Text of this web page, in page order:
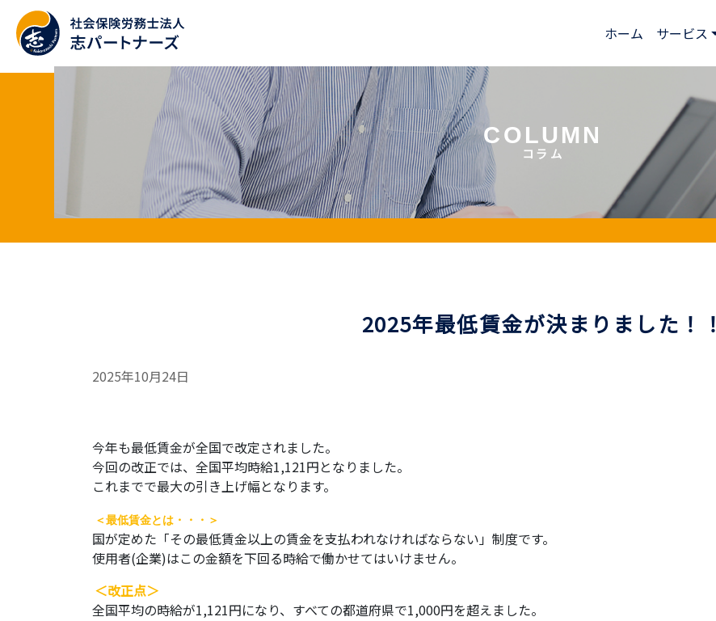
ホーム サービス
コラム
2025年最低賃金が決まりました！！
2025年10月24日
今年も最低賃金が全国で改定されました。
今回の改正では、全国平均時給1,121円となりました。
これまでで最大の引き上げ幅となります。
＜最低賃金とは・・・＞
国が定めた「その最低賃金以上の賃金を支払われなければならない」制度です。
使用者(企業)はこの金額を下回る時給で働かせてはいけません。
＜改正点＞
全国平均の時給が1,121円になり、すべての都道府県で1,000円を超えました。